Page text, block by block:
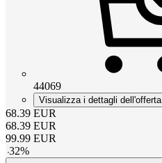
44069
Visualizza i dettagli dell'offerta
68.39 EUR
68.39 EUR
99.99 EUR
-32%